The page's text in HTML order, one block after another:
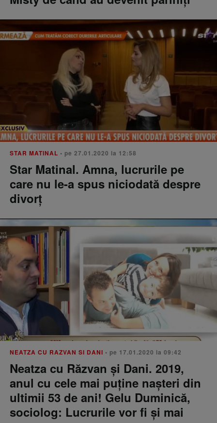
STAR MATINAL • pe 27.01.2020 la 12:58
Star Matinal. Amna, lucrurile pe
care nu le-a spus niciodată despre
divorț
NEATZA CU RAZVAN SI DANI • pe 17.01.2020 la 09:42
Neatza cu Răzvan și Dani. 2019,
anul cu cele mai puține nașteri din
ultimii 53 de ani! Gelu Duminică,
sociolog: Lucrurile vor fi și mai